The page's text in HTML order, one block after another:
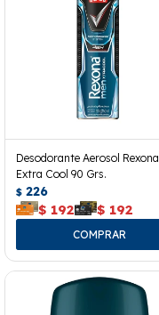
Desodorante Aerosol Rexona
Extra Cool 90 Grs.
$ 226
$ 192 $ 192